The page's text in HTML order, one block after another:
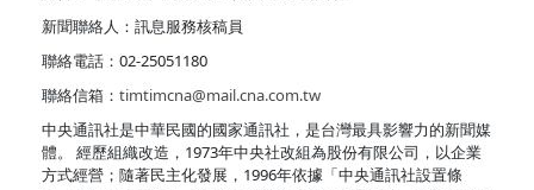
新聞聯絡人：訊息服務核稿員
聯絡電話：02-25051180
聯絡信箱： timtimcna@mail.cna.com.tw
中央通訊社是中華民國的國家通訊社，是台灣最具影響力的新聞媒
體。 經歷組織改造，1973年中央社改組為股份有限公司，以企業
方式經營；隨著民主化發展，1996年依據「中央通訊社設置條